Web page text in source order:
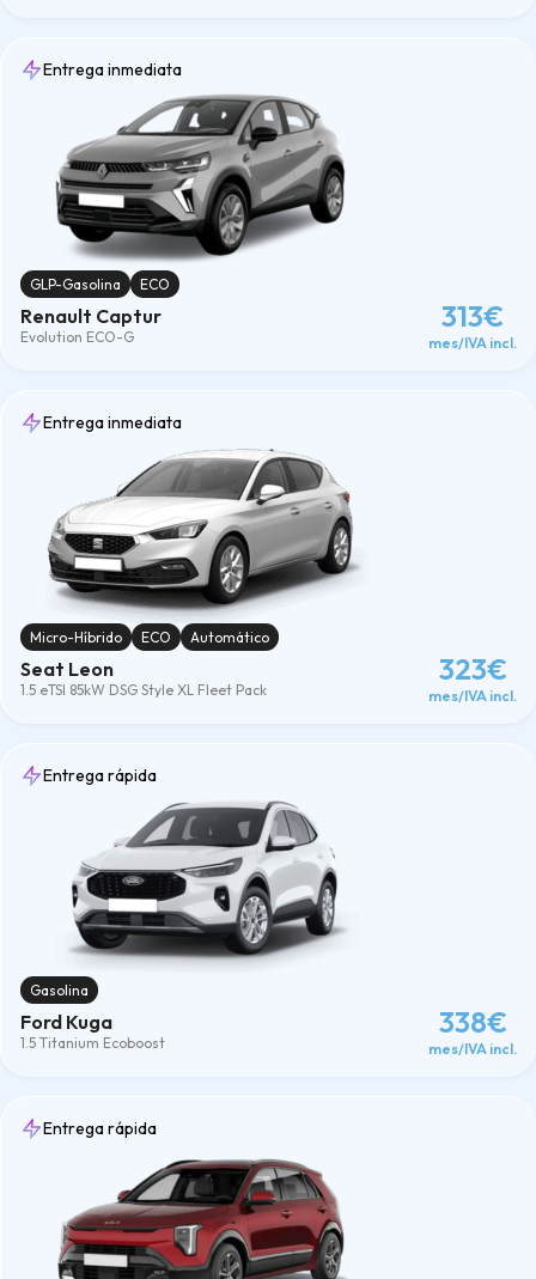
Entrega inmediata
GLP-Gasolina ECO
Renault Captur
Evolution ECO-G
313€
mes/IVA incl.
Entrega inmediata
Micro-Híbrido ECO Automático
Seat Leon
1.5 eTSI 85kW DSG Style XL Fleet Pack
323€
mes/IVA incl.
Entrega rápida
Gasolina
Ford Kuga
1.5 Titanium Ecoboost
338€
mes/IVA incl.
Entrega rápida